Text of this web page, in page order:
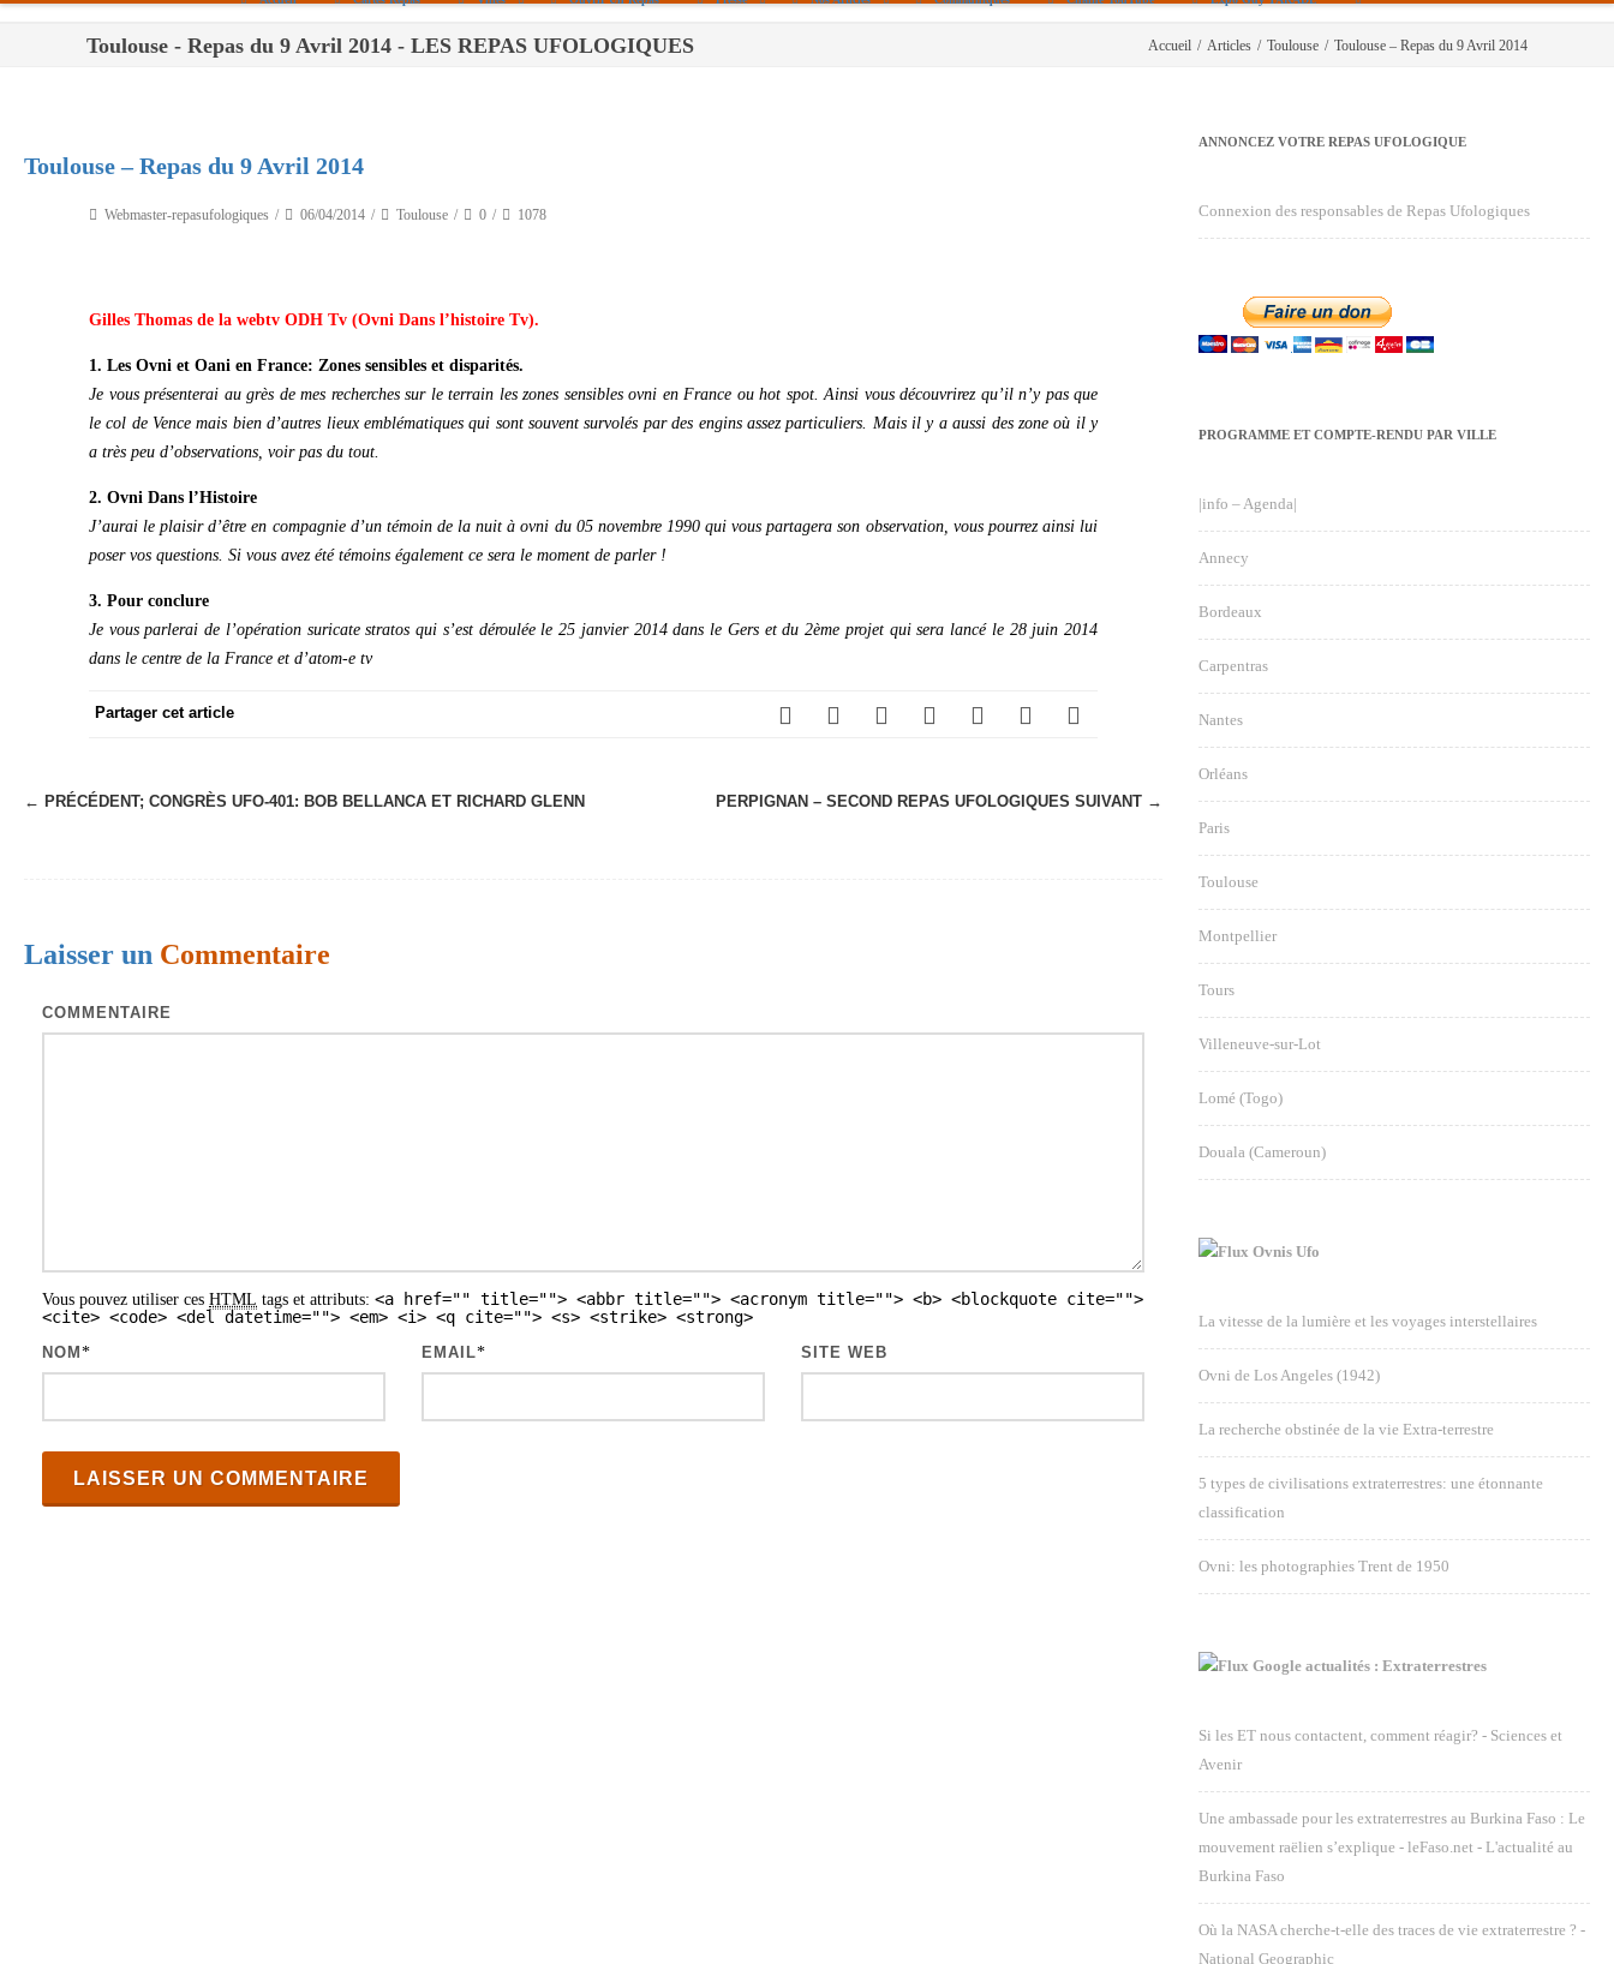
Paris
Orléans
Carpentras
Toulouse - Repas du 9 Avril 2014 - LES REPAS UFOLOGIQUES Accueil / Articles / Toulouse / Toulouse – Repas du 9 Avril 2014
Toulouse – Repas du 9 Avril 2014
Webmaster-repasufologiques 06/04/2014 Toulouse 0 1078
Gilles Thomas de la webtv ODH Tv (Ovni Dans l’histoire Tv).
1. Les Ovni et Oani en France: Zones sensibles et disparités.
Je vous présenterai au grès de mes recherches sur le terrain les zones sensibles ovni en France ou hot spot. Ainsi vous découvrirez qu’il n’y pas que
le col de Vence mais bien d’autres lieux emblématiques qui sont souvent survolés par des engins assez particuliers. Mais il y a aussi des zone où il y
a très peu d’observations, voir pas du tout.
2. Ovni Dans l’Histoire
J’aurai le plaisir d’être en compagnie d’un témoin de la nuit à ovni du 05 novembre 1990 qui vous partagera son observation, vous pourrez ainsi lui
poser vos questions. Si vous avez été témoins également ce sera le moment de parler !
3. Pour conclure
Je vous parlerai de l’opération suricate stratos qui s’est déroulée le 25 janvier 2014 dans le Gers et du 2ème projet qui sera lancé le 28 juin 2014
dans le centre de la France et d’atom-e tv
Partager cet article
N
g
← PRÉCÉDENT; CONGRÈS UFO-401: BOB BELLANCA ET RICHARD GLENN PERPIGNAN – SECOND REPAS UFOLOGIQUES SUIVANT →
Laisser un Commentaire
COMMENTAIRE
Vous pouvez utiliser ces HTML tags et attributs: <a href="" title=""> <abbr title=""> <acronym title=""> <b> <blockquote cite="">
<cite> <code> <del datetime=""> <em> <i> <q cite=""> <s> <strike> <strong>
NOM * EMAIL* SITE WEB
ANNONCEZ VOTRE REPAS UFOLOGIQUE
Connexion des responsables de Repas Ufologiques
PROGRAMME ET COMPTE-RENDU PAR VILLE
|info – Agenda|
Annecy
Bordeaux
Carpentras
Nantes
Orléans
Paris
Toulouse
Montpellier
Tours
Villeneuve-sur-Lot
Lomé (Togo)
Douala (Cameroun)
Ovnis Ufo
La vitesse de la lumière et les voyages interstellaires
Ovni de Los Angeles (1942)
La recherche obstinée de la vie Extra-terrestre
5 types de civilisations extraterrestres: une étonnante
classification
Ovni: les photographies Trent de 1950
Google actualités : Extraterrestres
Si les ET nous contactent, comment réagir? - Sciences et
Avenir
Une ambassade pour les extraterrestres au Burkina Faso : Le
mouvement raëlien s’explique - leFaso.net - L'actualité au
Burkina Faso
Où la NASA cherche-t-elle des traces de vie extraterrestre ? -
National Geographic